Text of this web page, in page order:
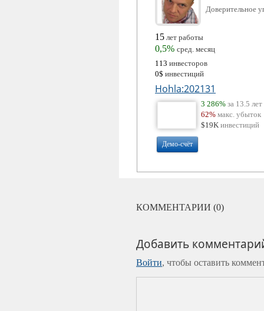
Доверительное
15 лет работы
0,5% сред. месяц
113 инвесторов
0$ инвестиций
Hohla:202131
3 286% за 13.5 лет
62% макс. убыток
$19K инвестиций
Демо-счёт
КОММЕНТАРИИ (0)
Добавить
Войти, чтобы оставить